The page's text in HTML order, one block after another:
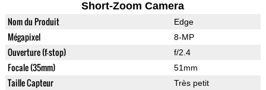
Short-Zoom Camera
Nom du Produit Edge
Mégapixel 8-MP
Ouverture (f-stop) f/2.4
Focale (35mm) 51mm
Taille Capteur Très petit